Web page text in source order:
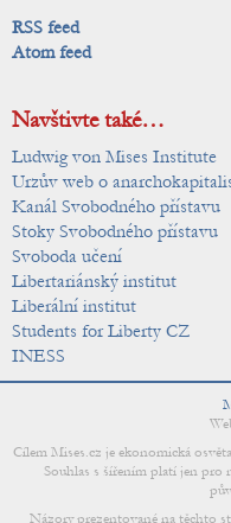
RSS feed
Atom feed
Navštivte také…
Ludwig von Mises Institute
Urzův web o
Kanál Svobodného přístavu
Stoky Svobodného přístavu
Svoboda učení
Libertariánský institut
Liberální institut
Students for Liberty CZ
INESS
Cílem Mises.cz je ekonomická
Souhlas s šířením platí jen pro
Názory prezentované na těchto